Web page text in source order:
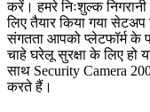
करें। हमरे निःशुल्क
लिए तैयार किया गया
संगतता आपको प्लेटफॉर्म के
चाहे घरेलू सुरक्षा के लिए हो
साथ Security Camera
करते हैं।